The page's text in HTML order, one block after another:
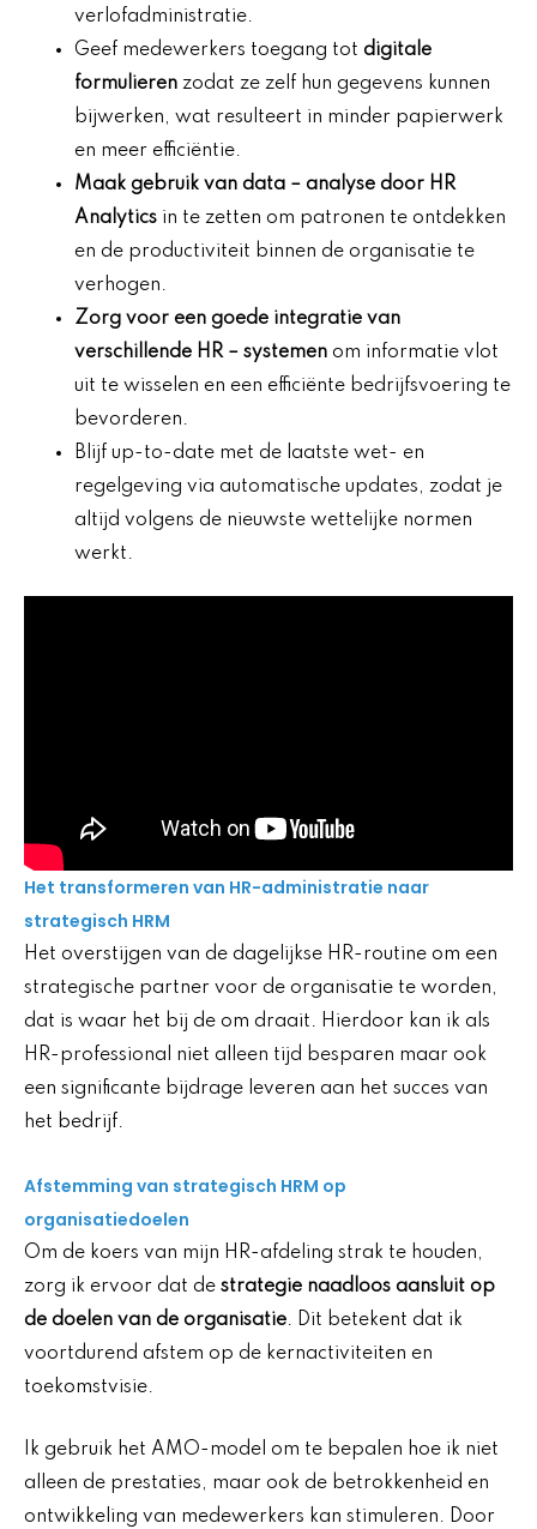
verlofadministratie.
Geef medewerkers toegang tot digitale
formulieren zodat ze zelf hun gegevens kunnen
bijwerken, wat resulteert in minder papierwerk
en meer efficiëntie.
Maak gebruik van data – analyse door HR
Analytics in te zetten om patronen te ontdekken
en de productiviteit binnen de organisatie te
verhogen.
Zorg voor een goede integratie van
verschillende HR– systemen om informatie vlot
uit te wisselen en een efficiënte bedrijfsvoering te
bevorderen.
Blijf up-to-date met de laatste wet- en
regelgeving via automatische updates, zodat je
altijd volgens de nieuwste wettelijke normen
werkt.
Het transformeren van HR-administratie naar
strategisch HRM
Het overstijgen van de dagelijkse HR-routine om een
strategische partner voor de organisatie te worden,
dat is waar het bij de om draait. Hierdoor kan ik als
HR-professional niet alleen tijd besparen maar ook
een significante bijdrage leveren aan het succes van
het bedrijf.
Afstemming van strategisch HRM op
organisatiedoelen
Om de koers van mijn HR-afdeling strak te houden,
zorg ik ervoor dat de strategie naadloos aansluit op
de doelen van de organisatie. Dit betekent dat ik
voortdurend afstem op de kernactiviteiten en
toekomstvisie.
Ik gebruik het AMO-model om te bepalen hoe ik niet
alleen de prestaties, maar ook de betrokkenheid en
ontwikkeling van medewerkers kan stimuleren. Door